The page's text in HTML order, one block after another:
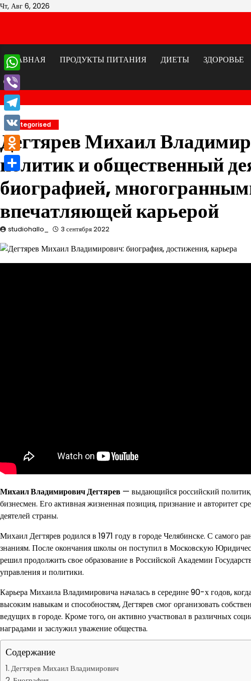
Перейти
Чт, Авг 6, 2026
ГЛАВНАЯ
ПРОДУКТЫ ПИТАНИЯ ДИЕТЫ ЗДОРОВЬЕ
Uncategorised
Дегтярев Михаил
политик и общественный
биографией,
впечатляющей карьерой
studiohallo_ 3 сентября 2022
Михаил Владимирович Дегтярев — выдающийся российский
бизнесмен. Его активная жизненная позиция, признание и авторитет
деятелей страны.
Михаил Дегтярев родился в 1971 году в городе Челябинске. С самого
знаниям. После окончания школы он поступил в Московскую
решил продолжить свое образование в Российской Академии
управления и политики.
Карьера Михаила Владимировича началась в середине 90-х годов,
высоким навыкам и способностям, Дегтярев смог организовать
ведущих в городе. Кроме того, он активно участвовал в различных
наградами и заслужил уважение общества.
Содержание
Дегтярев Михаил Владимирович
WhatsApp
Viber
Telegram
VK
Odnoklassniki
Отправить